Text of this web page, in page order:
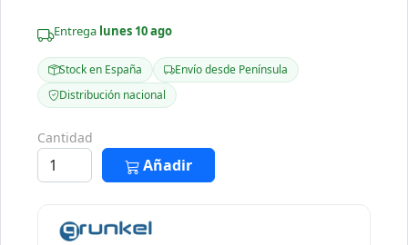
Entrega lunes 10 ago
Stock en España
Envío desde Península
Distribución nacional
Cantidad
Añadir